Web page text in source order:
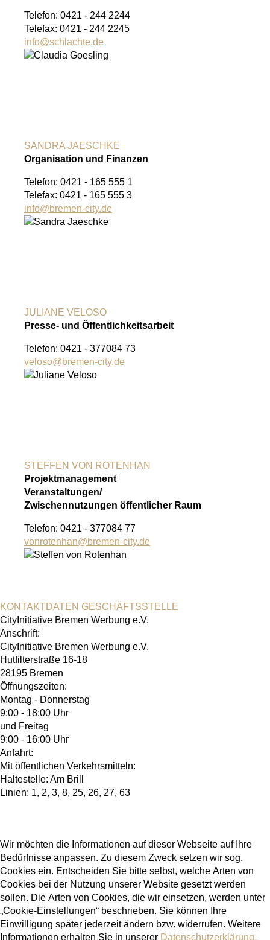
Telefon: 0421 - 244 2244
Telefax: 0421 - 244 2245
info@schlachte.de
SANDRA JAESCHKE
Organisation und Finanzen
Telefon: 0421 - 165 555 1
Telefax: 0421 - 165 555 3
info@bremen-city.de
JULIANE VELOSO
Presse- und Öffentlichkeitsarbeit
Telefon: 0421 - 377084 73
veloso@bremen-city.de
STEFFEN VON ROTENHAN
Projektmanagement
Veranstaltungen/
Zwischennutzungen öffentlicher Raum
Telefon: 0421 - 377084 77
vonrotenhan@bremen-city.de
KONTAKTDATEN GESCHÄFTSSTELLE
CityInitiative Bremen Werbung e.V.
Anschrift:
CityInitiative Bremen Werbung e.V.
Hutfilterstraße 16-18
28195 Bremen
Öffnungszeiten:
Montag - Donnerstag
9:00 - 18:00 Uhr
und Freitag
9:00 - 16:00 Uhr
Anfahrt:
Mit öffentlichen Verkehrsmitteln:
Haltestelle: Am Brill
Linien: 1, 2, 3, 8, 25, 26, 27, 63
Wir möchten die Informationen auf dieser Webseite auf Ihre
Bedürfnisse anpassen. Zu diesem Zweck setzen wir sog.
Cookies ein. Entscheiden Sie bitte selbst, welche Arten von
Cookies bei der Nutzung unserer Website gesetzt werden
sollen. Die Arten von Cookies, die wir einsetzen, werden unter
„Cookie-Einstellungen“ beschrieben. Sie können Ihre
Einwilligung später jederzeit ändern bzw. widerrufen. Weitere
Informationen erhalten Sie in unserer Datenschutzerklärung.